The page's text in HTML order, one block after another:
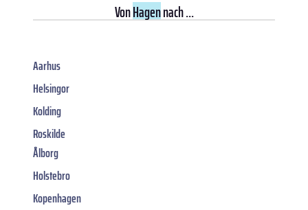
VonHagennach ...
Aarhus
Helsingor
Kolding
Roskilde
Ålborg
Holstebro
Kopenhagen